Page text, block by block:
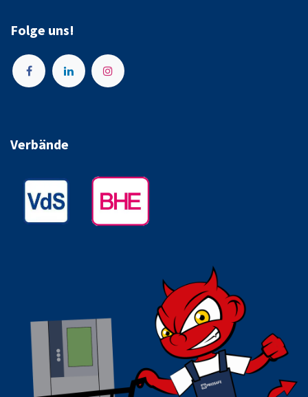
Folge uns!
Verbände